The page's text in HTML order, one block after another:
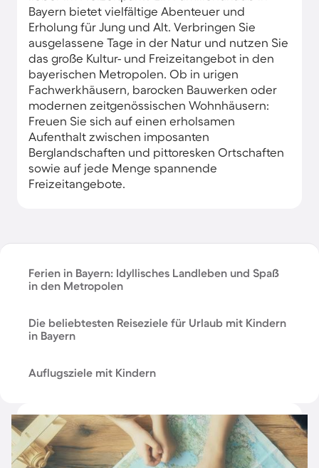
Bayern bietet vielfältige Abenteuer und
Erholung für Jung und Alt. Verbringen Sie
ausgelassene Tage in der Natur und nutzen Sie
das große Kultur- und Freizeitangebot in den
bayerischen Metropolen. Ob in urigen
Fachwerkhäusern, barocken Bauwerken oder
modernen zeitgenössischen Wohnhäusern:
Freuen Sie sich auf einen erholsamen
Aufenthalt zwischen imposanten
Berglandschaften und pittoresken Ortschaften
sowie auf jede Menge spannende
Freizeitangebote.
Ferien in Bayern: Idyllisches Landleben und Spaß
in den Metropolen
Die beliebtesten Reiseziele für Urlaub mit Kindern
in Bayern
Auflugsziele mit Kindern